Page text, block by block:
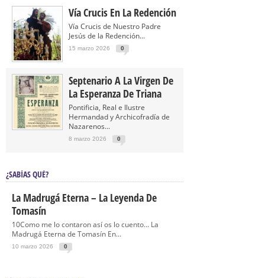
Vía Crucis En La Redención
Vía Crucis de Nuestro Padre
Jesús de la Redención...
15 marzo 2026 0
Septenario A La Virgen De
La Esperanza De Triana
Pontificia, Real e Ilustre
Hermandad y Archicofradía de
Nazarenos...
8 marzo 2026 0
¿SABÍAS QUÉ?
La Madrugá Eterna – La Leyenda De
Tomasín
10Como me lo contaron así os lo cuento… La
Madrugá Eterna de Tomasín En...
10 marzo 2026 0